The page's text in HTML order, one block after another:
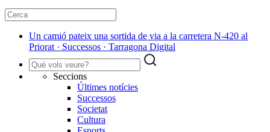
Un camió pateix una sortida de via a la carretera N-420 al
Priorat · Successos · Tarragona Digital
Seccions
Últimes notícies
Successos
Societat
Cultura